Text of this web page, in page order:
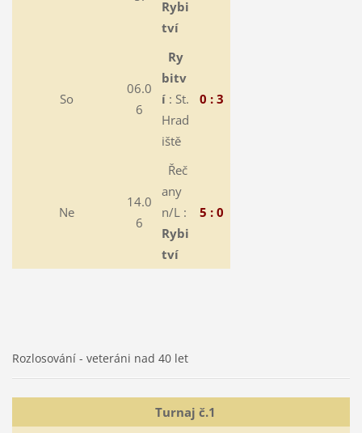
Rybi
tví
So
06.0
6
Ry
bitv
í: St.
Hrad
iště
0 : 3
Ne
14.0
6
Řeč
any
n/L :
Rybi
tví
5 : 0
Rozlosování - veteráni nad 40 let
Turnaj č.1